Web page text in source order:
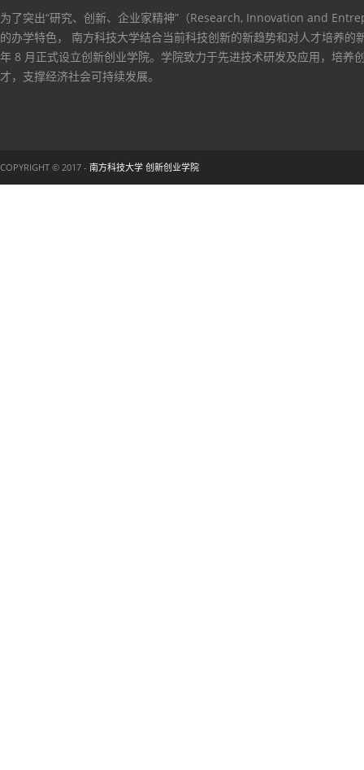
为了突出“研究、创新、企业家精神”（Research, Innovation and
的办学特色， 南方科技大学结合当前科技创新的新趋势和对人才培养的
年 8 月正式设立创新创业学院。学院致力于先进技术研发及应用，培养
才，支撑经济社会可持续发展。
COPYRIGHT © 2017 - 南方科技大学 创新创业学院